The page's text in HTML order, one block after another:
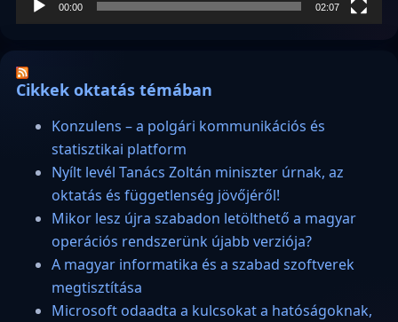
00:00 02:07
Cikkek oktatás témában
Konzulens – a polgári kommunikációs és
statisztikai platform
Nyílt levél Tanács Zoltán miniszter úrnak, az
oktatás és függetlenség jövőjéről!
Mikor lesz újra szabadon letölthető a magyar
operációs rendszerünk újabb verziója?
A magyar informatika és a szabad szoftverek
megtisztítása
Microsoft odaadta a kulcsokat a hatóságoknak,